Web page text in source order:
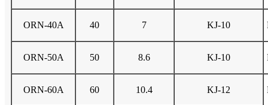
ORN-40A 40 7 KJ-10
ORN-50A 50 8.6 KJ-10
ORN-60A 60 10.4 KJ-12